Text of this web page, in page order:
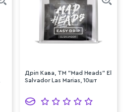
Дріп Кава, ТМ "Mad Heads" El
Salvador Las Marias, 10шт